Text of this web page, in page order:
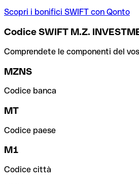
Scopri i bonifici SWIFT con Qonto
Codice SWIFT M.Z.
Comprendete le componenti del
MZNS
Codice banca
MT
Codice paese
M1
Codice città